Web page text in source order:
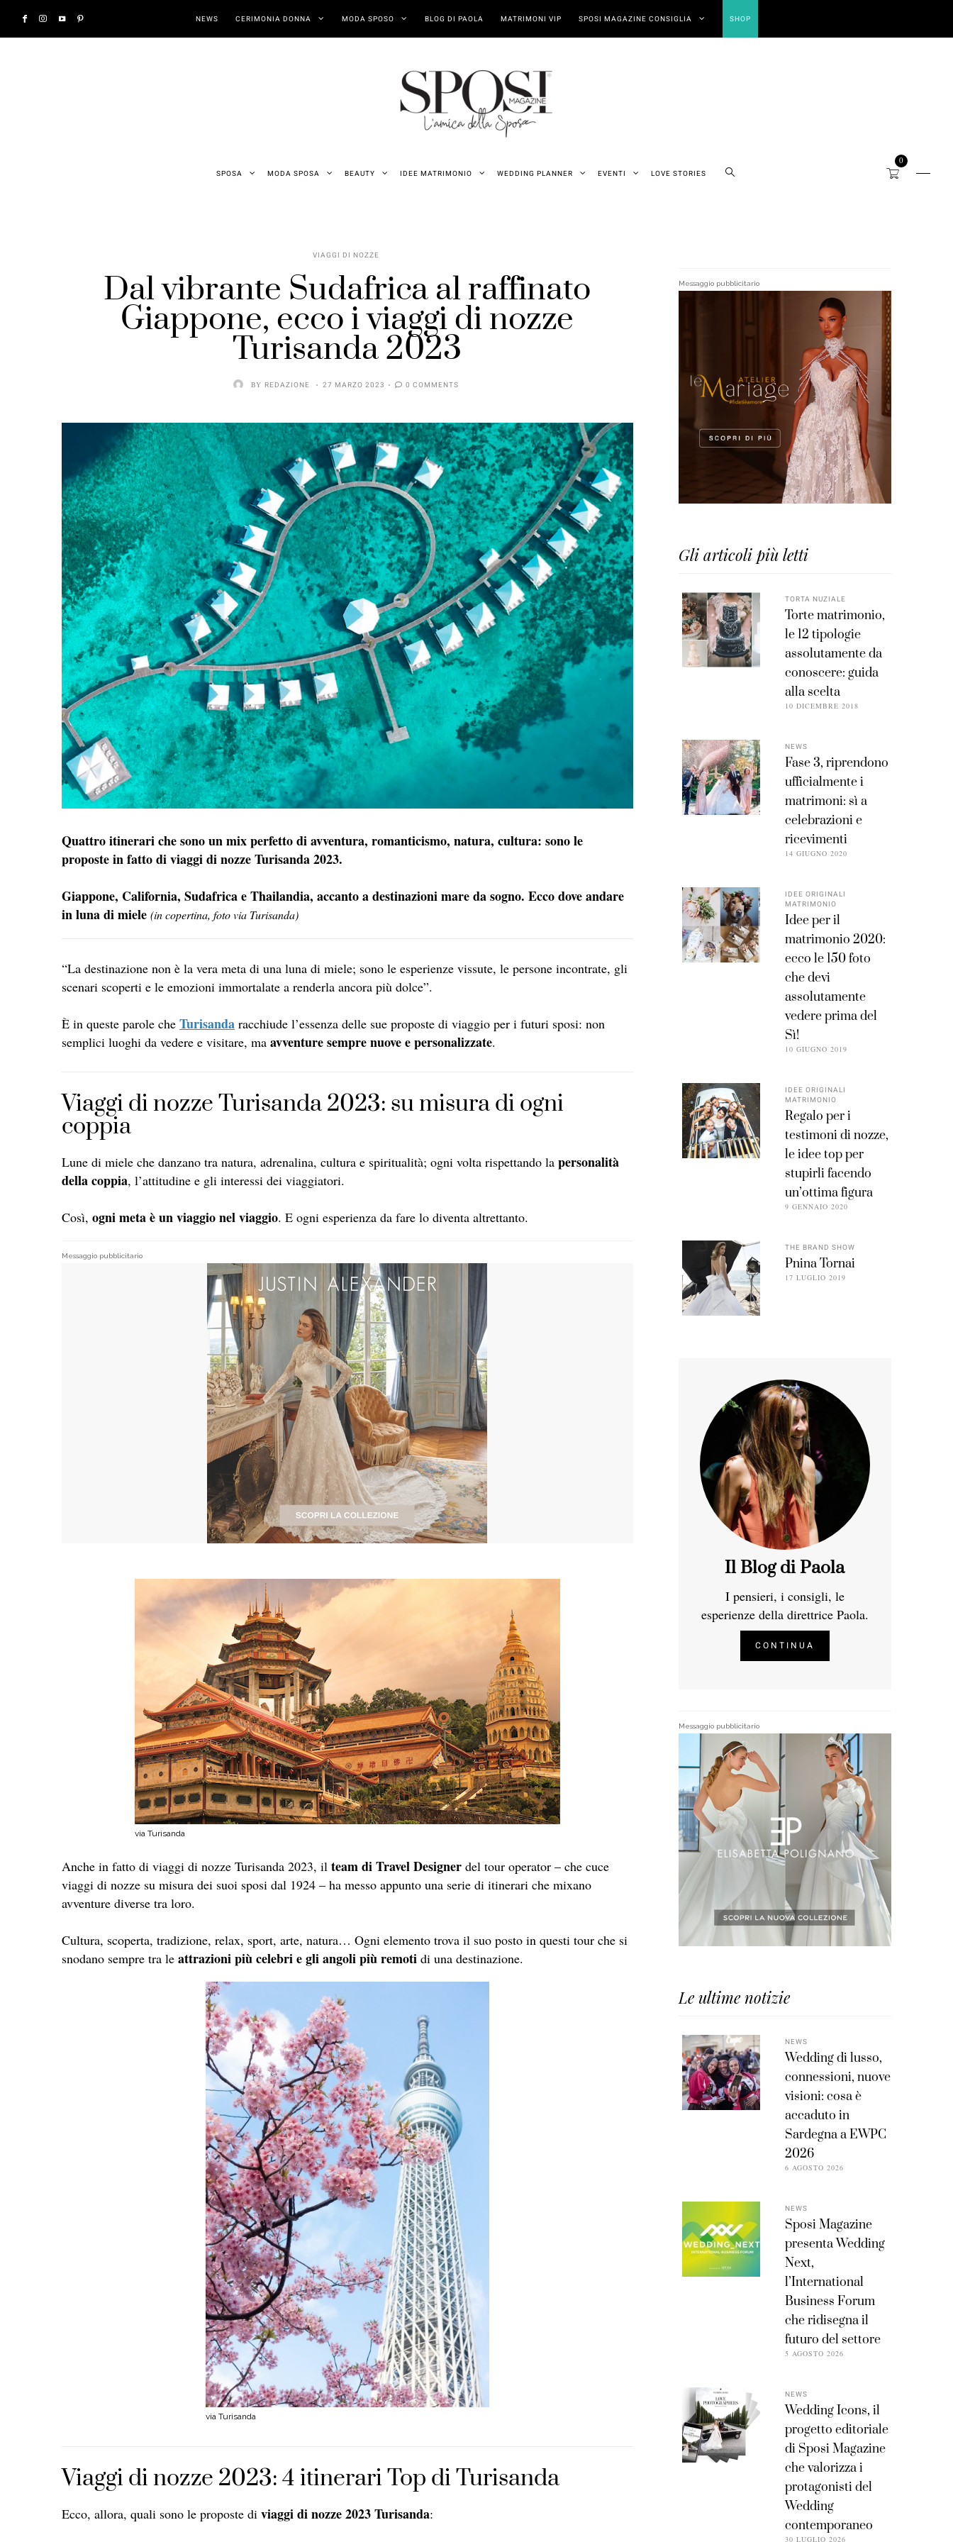
NEWS CERIMONIA DONNA MODA SPOSO BLOG DI PAOLA MATRIMONI VIP SPOSI MAGAZINE CONSIGLIA SHOP
SPOSA MODA SPOSA BEAUTY IDEE MATRIMONIO WEDDING PLANNER EVENTI LOVE STORIES
0
VIAGGI DI NOZZE
Dal vibrante Sudafrica al raffinato
Giappone, ecco i viaggi di nozze
Turisanda 2023
BY REDAZIONE 27 MARZO 2023 0 COMMENTS
Quattro itinerari che sono un mix perfetto di avventura, romanticismo, natura, cultura: sono le
proposte in fatto di viaggi di nozze Turisanda 2023.
Giappone, California, Sudafrica e Thailandia, accanto a destinazioni mare da sogno. Ecco dove andare
in luna di miele (in copertina, foto via Turisanda)
“La destinazione non è la vera meta di una luna di miele; sono le esperienze vissute, le persone incontrate, gli
scenari scoperti e le emozioni immortalate a renderla ancora più dolce”.
È in queste parole che Turisanda racchiude l’essenza delle sue proposte di viaggio per i futuri sposi: non
semplici luoghi da vedere e visitare, ma avventure sempre nuove e personalizzate.
Viaggi di nozze Turisanda 2023: su misura di ogni
coppia
Lune di miele che danzano tra natura, adrenalina, cultura e spiritualità; ogni volta rispettando la personalità
della coppia, l’attitudine e gli interessi dei viaggiatori.
Così, ogni meta è un viaggio nel viaggio. E ogni esperienza da fare lo diventa altrettanto.
Messaggio pubblicitario
via Turisanda
Anche in fatto di viaggi di nozze Turisanda 2023, il team di Travel Designer del tour operator – che cuce
viaggi di nozze su misura dei suoi sposi dal 1924 – ha messo appunto una serie di itinerari che mixano
avventure diverse tra loro.
Cultura, scoperta, tradizione, relax, sport, arte, natura… Ogni elemento trova il suo posto in questi tour che si
snodano sempre tra le attrazioni più celebri e gli angoli più remoti di una destinazione.
via Turisanda
Viaggi di nozze 2023: 4 itinerari Top di Turisanda
Ecco, allora, quali sono le proposte di viaggi di nozze 2023 Turisanda:
Messaggio pubblicitario
Gli articoli più letti
TORTA NUZIALE
Torte matrimonio,
le 12 tipologie
assolutamente da
conoscere: guida
alla scelta
10 DICEMBRE 2018
NEWS
Fase 3, riprendono
ufficialmente i
matrimoni: sì a
celebrazioni e
ricevimenti
14 GIUGNO 2020
IDEE ORIGINALI
MATRIMONIO
Idee per il
matrimonio 2020:
ecco le 150 foto
che devi
assolutamente
vedere prima del
Sì!
10 GIUGNO 2019
IDEE ORIGINALI
MATRIMONIO
Regalo per i
testimoni di nozze,
le idee top per
stupirli facendo
un’ottima figura
9 GENNAIO 2020
THE BRAND SHOW
Pnina Tornai
17 LUGLIO 2019
Il Blog di Paola
I pensieri, i consigli, le
esperienze della direttrice Paola.
CONTINUA
Messaggio pubblicitario
Le ultime notizie
NEWS
Wedding di lusso,
connessioni, nuove
visioni: cosa è
accaduto in
Sardegna a EWPC
2026
6 AGOSTO 2026
NEWS
Sposi Magazine
presenta Wedding
Next,
l’International
Business Forum
che ridisegna il
futuro del settore
5 AGOSTO 2026
NEWS
Wedding Icons, il
progetto editoriale
di Sposi Magazine
che valorizza i
protagonisti del
Wedding
contemporaneo
30 LUGLIO 2026